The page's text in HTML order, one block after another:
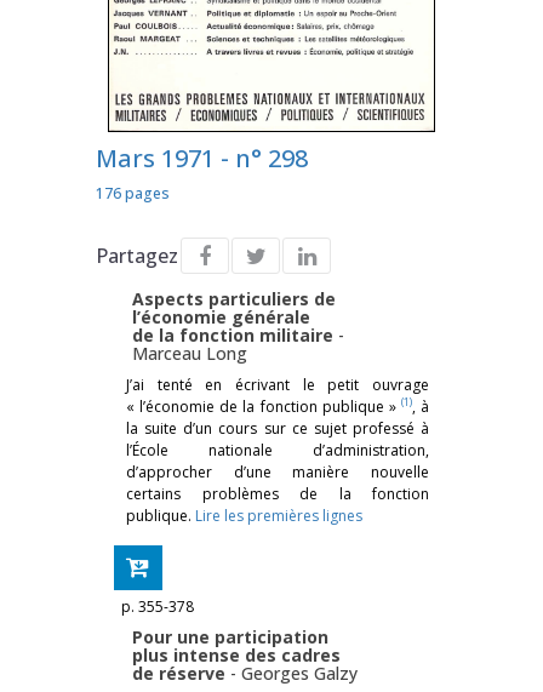
Mars 1971 - n° 298
176 pages
Partagez
Aspects particuliers de
l’économie générale
de la fonction militaire -
Marceau Long
J’ai tenté en écrivant le petit ouvrage
« l’économie de la fonction publique » (1), à
la suite d’un cours sur ce sujet professé à
l’École nationale d’administration,
d’approcher d’une manière nouvelle
certains problèmes de la fonction
publique. Lire les premières lignes
p. 355-378
Pour une participation
plus intense des cadres
de réserve - Georges Galzy